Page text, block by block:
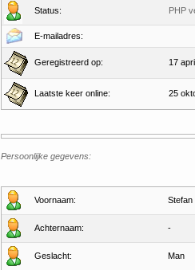
Status: PHP
E-mailadres:
Geregistreerd op: 17
Laatste keer online: 25
Persoonlijke gegevens:
Voornaam: Stefan
Achternaam: -
Geslacht: Man